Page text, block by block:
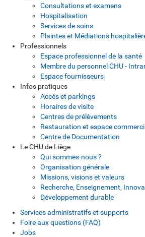
Consultations et examens
Hospitalisation
Services de soins
Plaintes et Médiations
Professionnels
Espace professionnel de la santé
Membre du personnel CHU -
Espace fournisseurs
Infos pratiques
Accès et parkings
Horaires de visite
Centres de prélèvements
Restauration et espace
Centre de Documentation
Le CHU de Liège
Qui sommes-nous ?
Organisation générale
Missions, visions et valeurs
Recherche, Enseignement,
Développement durable
Services administratifs et supports
Foire aux questions (FAQ)
Jobs